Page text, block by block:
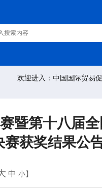
欢迎进入：中国国际贸易
暨第十八届
获奖结果公
中 小】